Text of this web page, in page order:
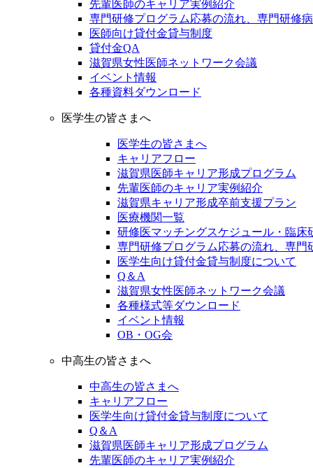
先輩医師のキャリア実例紹介
専門研修プログラム応募の流れ、専門研修
医師向け貸付金貸与制度
貸付金QA
滋賀県女性医師ネットワーク会議
イベント情報
各種資料ダウンロード
医学生の皆さまへ
医学生の皆さまへ
キャリアフロー
滋賀県医師キャリア形成プログラム
先輩医師のキャリア実例紹介
滋賀県キャリア形成卒前支援プラン
医療機関一覧
研修医マッチングスケジュール・臨床
専門研修プログラム応募の流れ、専門
医学生向け貸付金貸与制度について
Q＆A
滋賀県女性医師ネットワーク会議
各種様式等ダウンロード
イベント情報
OB・OG会
中高生の皆さまへ
中高生の皆さまへ
キャリアフロー
医学生向け貸付金貸与制度について
Q＆A
滋賀県医師キャリア形成プログラム
先輩医師のキャリア実例紹介